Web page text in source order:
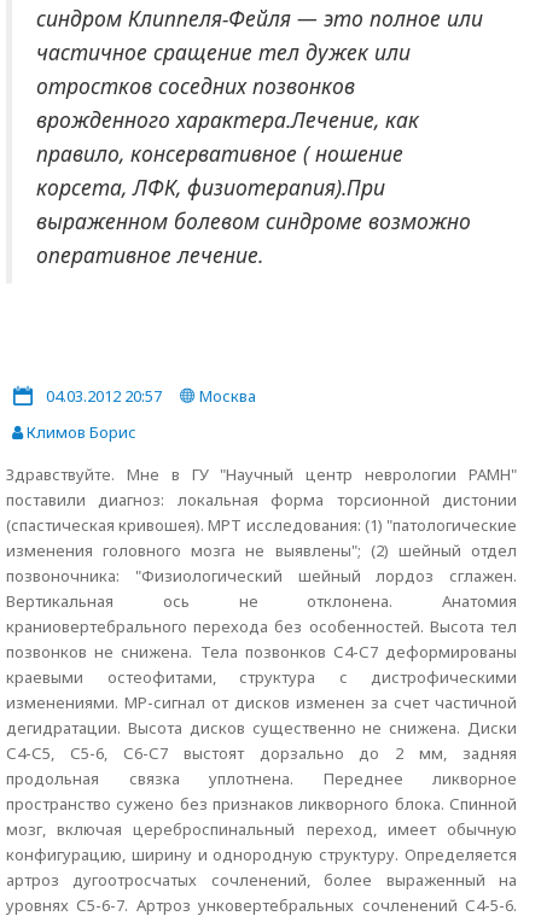
синдром Клиппеля-Фейля — это полное или
частичное сращение тел дужек или
отростков соседних позвонков
врожденного характера.Лечение, как
правило, консервативное ( ношение
корсета, ЛФК, физиотерапия).При
выраженном болевом синдроме возможно
оперативное лечение.
04.03.2012 20:57
Москва
Климов Борис
Здравствуйте. Мне в ГУ "Научный центр неврологии РАМН"
поставили диагноз: локальная форма торсионной дистонии
(спастическая кривошея). МРТ исследования: (1) "патологические
изменения головного мозга не выявлены"; (2) шейный отдел
позвоночника: "Физиологический шейный лордоз сглажен.
Вертикальная ось не отклонена. Анатомия
краниовертебрального перехода без особенностей. Высота тел
позвонков не снижена. Тела позвонков С4-С7 деформированы
краевыми остеофитами, структура с дистрофическими
изменениями. МР-сигнал от дисков изменен за счет частичной
дегидратации. Высота дисков существенно не снижена. Диски
С4-С5, С5-6, С6-С7 выстоят дорзально до 2 мм, задняя
продольная связка уплотнена. Переднее ликворное
пространство сужено без признаков ликворного блока. Спинной
мозг, включая цереброспинальный переход, имеет обычную
конфигурацию, ширину и однородную структуру. Определяется
артроз дугоотросчатых сочленений, более выраженный на
уровнях С5-6-7. Артроз унковертебральных сочленений С4-5-6.